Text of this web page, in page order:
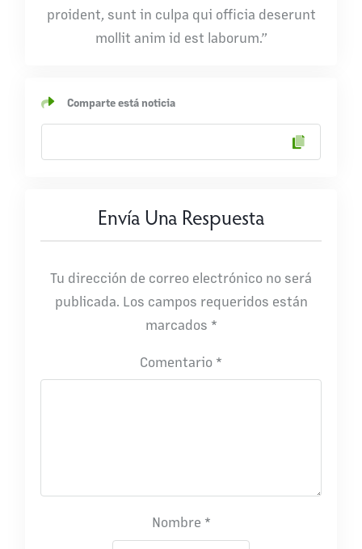
proident, sunt in culpa qui officia deserunt
mollit anim id est laborum.”
Comparte está noticia
Envía Una Respuesta
Tu dirección de correo electrónico no será
publicada. Los campos requeridos están
marcados *
Comentario *
Nombre *